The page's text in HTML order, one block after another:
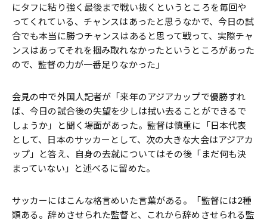
にタフに粘り強く最後まで戦い抜くというところを毎回や
ってくれている、チャンスはあったと思うなかで、今日の試
合でも本当に勝つチャンスはあると思って戦って、実際チャ
ンスはあってそれを掴み取れなかったというところがあった
ので、監督の力が一番足りなかった」
会見の中で外国人記者が「来年のアジアカップで優勝すれ
ば、今日の試合後の失望を少しは拭い去ることができるで
しょうか」と聞く場面があった。監督は慎重に「日本代表
として、日本のサッカーとして、次の大きな大会はアジアカ
ップ」と答え、自身の去就についてはその後「まだ何も決
まっていない」と述べるに留めた。
サッカーにはこんな格言めいた言葉がある。「監督には2種
類ある。辞めさせられた監督と、これから辞めさせられる監